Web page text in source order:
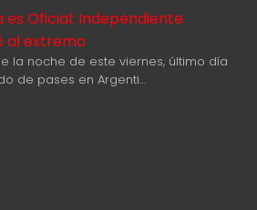
es Oficial: Independiente
al extremo
la noche de este viernes, último día
de pases en Argenti…